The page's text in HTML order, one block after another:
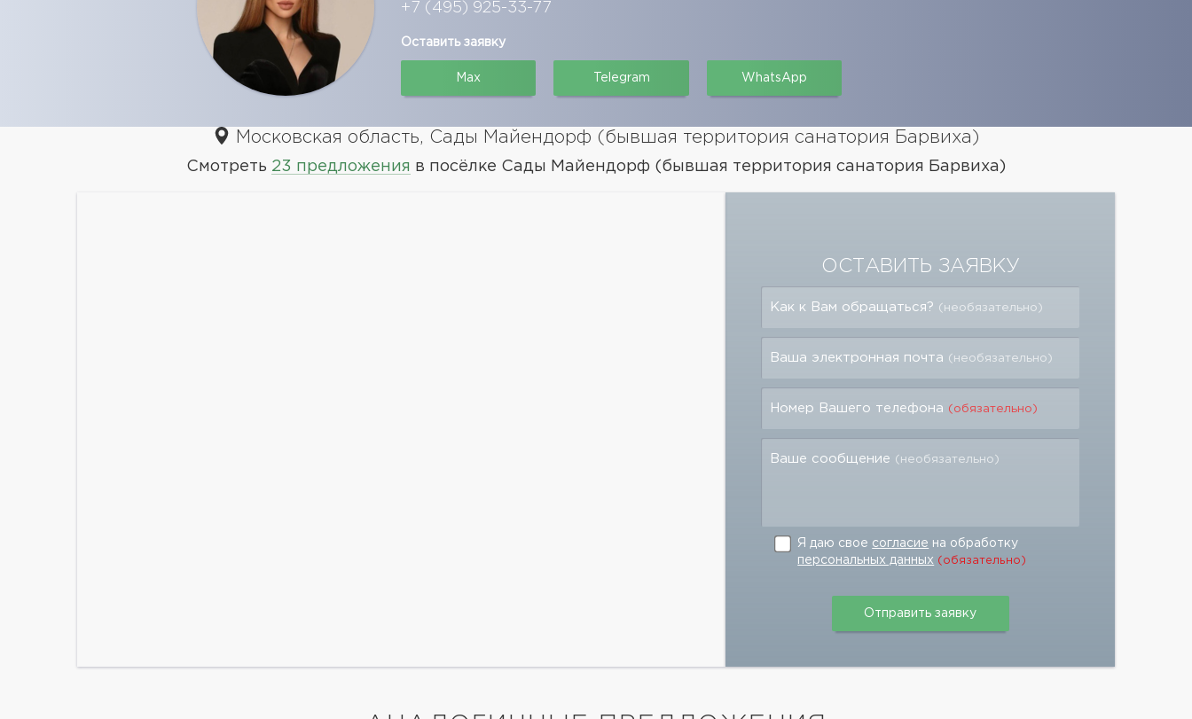
+7 (495) 925-33-77
Оставить заявку
Max Telegram WhatsApp
Московская область, Сады Майендорф (бывшая территория санатория Барвиха)
Смотреть 23 предложения в посёлке Сады Майендорф (бывшая территория санатория Барвиха)
ОСТАВИТЬ ЗАЯВКУ
Как к Вам обращаться? (необязательно)
Ваша электронная почта (необязательно)
Номер Вашего телефона (обязательно)
Ваше сообщение (необязательно)
Я даю свое согласие на обработку
персональных данных (обязательно)